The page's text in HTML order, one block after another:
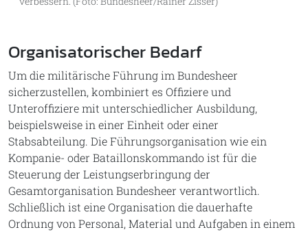
Organisatorischer Bedarf
Um die militärische Führung im Bundesheer
sicherzustellen, kombiniert es Offiziere und
Unteroffiziere mit unterschiedlicher Ausbildung,
beispielsweise in einer Einheit oder einer
Stabsabteilung. Die Führungsorganisation wie ein
Kompanie- oder Bataillonskommando ist für die
Steuerung der Leistungserbringung der
Gesamtorganisation Bundesheer verantwortlich.
Schließlich ist eine Organisation die dauerhafte
Ordnung von Personal, Material und Aufgaben in einem